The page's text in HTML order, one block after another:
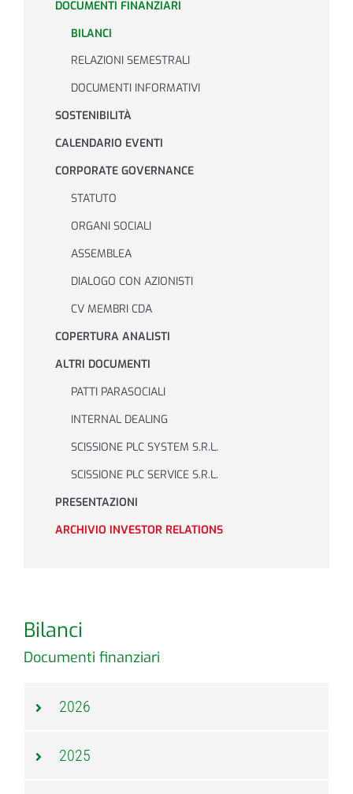
Lavora con noi
DOCUMENTI FINANZIARI
BILANCI
RELAZIONI SEMESTRALI
DOCUMENTI INFORMATIVI
SOSTENIBILITÀ
CALENDARIO EVENTI
CORPORATE GOVERNANCE
STATUTO
ORGANI SOCIALI
ASSEMBLEA
DIALOGO CON AZIONISTI
CV MEMBRI CDA
COPERTURA ANALISTI
ALTRI DOCUMENTI
PATTI PARASOCIALI
INTERNAL DEALING
SCISSIONE PLC SYSTEM S.R.L.
SCISSIONE PLC SERVICE S.R.L.
PRESENTAZIONI
ARCHIVIO INVESTOR RELATIONS
Bilanci
Documenti finanziari
2026
2025